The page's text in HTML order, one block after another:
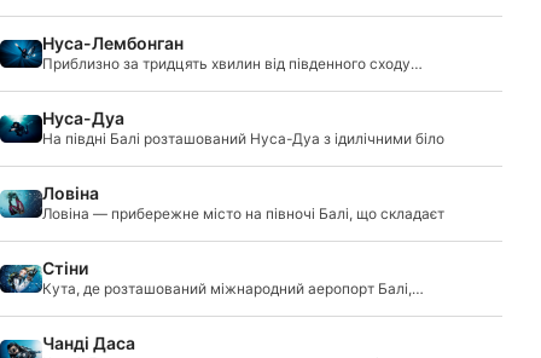
Нуса-Лембонган
Приблизно за тридцять хвилин від південного сходу
Нуса-Дуа
На півдні Балі розташований Нуса-Дуа з ідилічними біло
Ловіна
Ловіна — прибережне місто на півночі Балі, що складаєт
Стіни
Кута, де розташований міжнародний аеропорт Балі,
Чанді Даса